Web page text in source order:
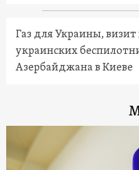
Газ для Украины,
украинских
Азербайджана в Киеве